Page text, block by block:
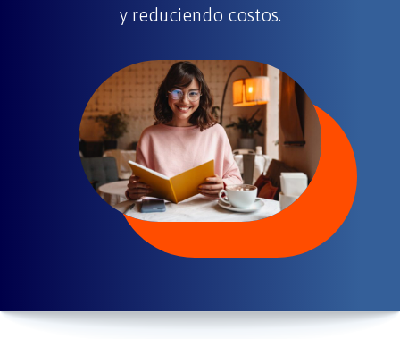
y reduciendo costos.